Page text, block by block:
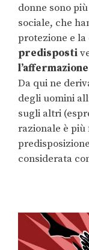
donne sono
sociale, che
protezione e
predisposti
Da qui ne
degli uomini
sugli altri
razionale è più
considerata